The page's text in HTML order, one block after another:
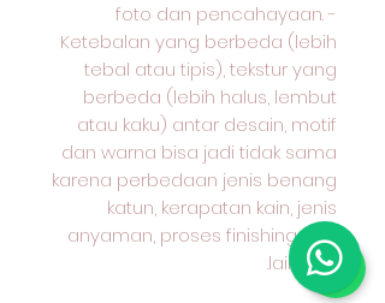
foto dan pencahayaan. -
Ketebalan yang berbeda (lebih
tebal atau tipis), tekstur yang
berbeda (lebih halus, lembut
atau kaku) antar desain, motif
dan warna bisa jadi tidak sama
karena perbedaan jenis benang
katun, kerapatan kain, jenis
anyaman, proses finishing dan
lain-lain.